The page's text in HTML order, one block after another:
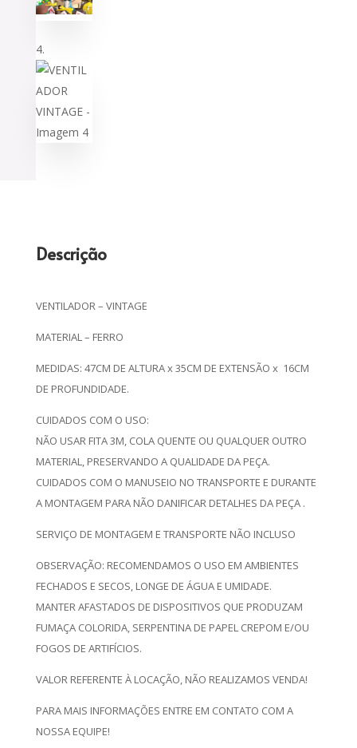
Descrição
VENTILADOR – VINTAGE
MATERIAL – FERRO
MEDIDAS: 47CM DE ALTURA x 35CM DE EXTENSÃO x 16CM
DE PROFUNDIDADE.
CUIDADOS COM O USO:
NÃO USAR FITA 3M, COLA QUENTE OU QUALQUER OUTRO
MATERIAL, PRESERVANDO A QUALIDADE DA PEÇA.
CUIDADOS COM O MANUSEIO NO TRANSPORTE E DURANTE
A MONTAGEM PARA NÃO DANIFICAR DETALHES DA PEÇA .
SERVIÇO DE MONTAGEM E TRANSPORTE NÃO INCLUSO
OBSERVAÇÃO: RECOMENDAMOS O USO EM AMBIENTES
FECHADOS E SECOS, LONGE DE ÁGUA E UMIDADE.
MANTER AFASTADOS DE DISPOSITIVOS QUE PRODUZAM
FUMAÇA COLORIDA, SERPENTINA DE PAPEL CREPOM E/OU
FOGOS DE ARTIFÍCIOS.
VALOR REFERENTE À LOCAÇÃO, NÃO REALIZAMOS VENDA!
PARA MAIS INFORMAÇÕES ENTRE EM CONTATO COM A
NOSSA EQUIPE!